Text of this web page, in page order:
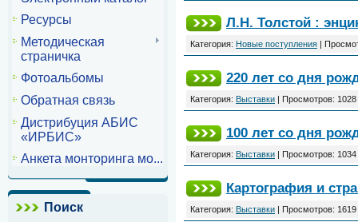
Ресурсы
Методическая
страничка
Фотоальбомы
Обратная связь
Дистрибуция АБИС
«ИРБИС»
Анкета монторинга мо...
Поиск
Л.Н. Толстой :
Категория: Новые поступления |
220 лет со дня
Категория: Выставки | Просмотров:
100 лет со дня
Категория: Выставки | Просмотров:
Картография и
Категория: Выставки | Просмотров: